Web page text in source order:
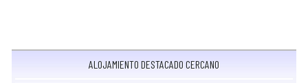
ALOJAMIENTO DESTACADO CERCANO